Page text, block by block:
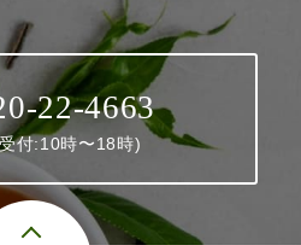
22-4663
付:10時〜18時)